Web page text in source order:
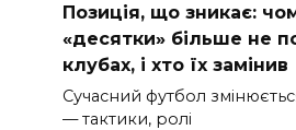
Позиція, що зникає:
«десятки» більше не
клубах, і хто їх замінив
Сучасний футбол
— тактики, ролі